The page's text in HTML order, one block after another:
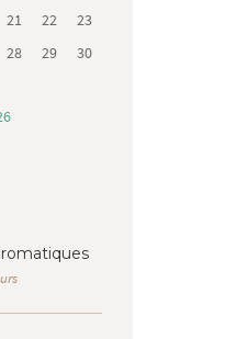
21 22
23
28 29
30